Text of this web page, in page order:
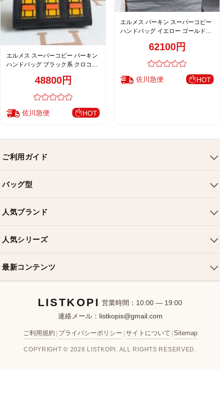
エルメス スーパーコピー バーキン
ハンドバッグ ブラック系 クロコ型
48800円
佐川急便 HOT
エルメス バーキン スーパーコピー
ハンドバッグ イエロー ゴールド金
62100円
佐川急便 HOT
ご利用ガイド
配送について
返品・交換
お問い合わせ
バッグ型
ショルダーバッグ
クロスボディバッグ
ミニバッグ
バケットバッグ
人気ブランド
シャネルバッグ
ディオールバッグ
人気シリーズ
最新コンテンツ
新着アイテム
ブランドカテゴリ
お客様レビュー
LISTKOPI 営業時間：10:00 — 19:00
連絡メール： listkopis@gmail.com
ご利用規約 プライバシーポリシー サイトについて Sitemap
COPYRIGHT © 2026 LISTKOPI. ALL RIGHTS RESERVED.